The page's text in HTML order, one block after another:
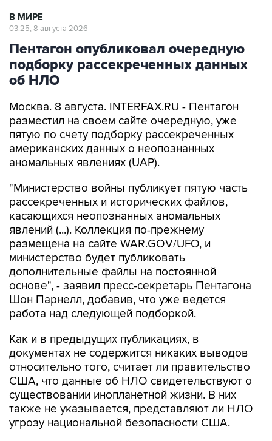
В МИРЕ
03:25, 8 августа 2026
Пентагон опубликовал очередную
подборку рассекреченных данных
об НЛО
Москва. 8 августа. INTERFAX.RU - Пентагон
разместил на своем сайте очередную, уже
пятую по счету подборку рассекреченных
американских данных о неопознанных
аномальных явлениях (UAP).
"Министерство войны публикует пятую часть
рассекреченных и исторических файлов,
касающихся неопознанных аномальных
явлений (...). Коллекция по-прежнему
размещена на сайте WAR.GOV/UFO, и
министерство будет публиковать
дополнительные файлы на постоянной
основе", - заявил пресс-секретарь Пентагона
Шон Парнелл, добавив, что уже ведется
работа над следующей подборкой.
Как и в предыдущих публикациях, в
документах не содержится никаких выводов
относительно того, считает ли правительство
США, что данные об НЛО свидетельствуют о
существовании инопланетной жизни. В них
также не указывается, представляют ли НЛО
угрозу национальной безопасности США.